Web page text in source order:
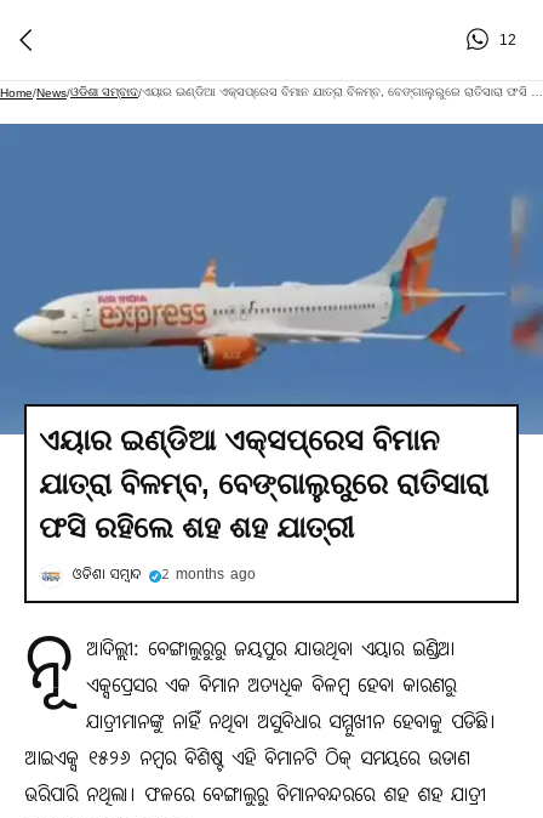
12
Home/News/ଓଡିଶା ସମ୍ବାଦ/
ଏୟାର ଇଣ୍ଡିଆ ଏକ୍ସପ୍ରେସ ବିମାନ
ଯାତ୍ରା ବିଳମ୍ବ, ବେଙ୍ଗାଲୁରୁରେ ରାତିସାରା
ଫସି ରହିଲେ ଶହ ଶହ ଯାତ୍ରୀ
ଓଡିଶା ସମ୍ବାଦ 2 months ago
ନୂ ଆଦିଲ୍ଲୀ: ବେଙ୍ଗାଲୁରୁରୁ ଜୟପୁର ଯାଉଥିବା ଏୟାର ଇଣ୍ଡିଆ
ଏକ୍ସପ୍ରେସର ଏକ ବିମାନ ଅତ୍ୟଧିକ ବିଳମ୍ବ ହେବା କାରଣରୁ
ଯାତ୍ରୀମାନଙ୍କୁ ନାହିଁ ନଥିବା ଅସୁବିଧାର ସମ୍ମୁଖୀନ ହେବାକୁ ପଡିଛି।
ଆଇଏକ୍ସ ୧୫୨୬ ନମ୍ବର ବିଶିଷ୍ଟ ଏହି ବିମାନଟି ଠିକ୍ ସମୟରେ ଉଡାଣ
ଭରିପାରି ନଥିଲା। ଫଳରେ ବେଙ୍ଗାଲୁରୁ ବିମାନବନ୍ଦରରେ ଶହ ଶହ ଯାତ୍ରୀ